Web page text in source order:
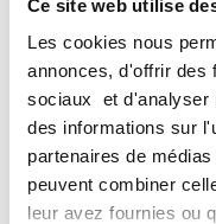
Ce site web utilise
Les cookies nous
annonces, d'offrir des
sociaux et d'analyser
des informations sur
partenaires de
peuvent combiner
leur avez fournies ou